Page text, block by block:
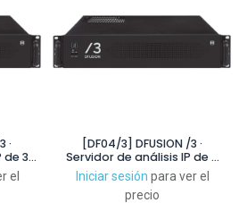
·
de 3
el
[DF04/3] DFUSION /3 ·
Servidor de análisis IP de 4
canales
Iniciar sesión para ver el
precio